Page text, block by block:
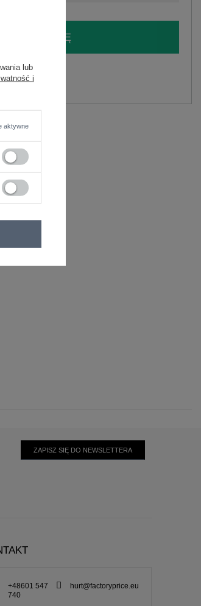
CENĘ
ZAPISZ SIĘ DO NEWSLETTERA
+48601 547
740
hurt@factoryprice.eu
lub
i
aktywne